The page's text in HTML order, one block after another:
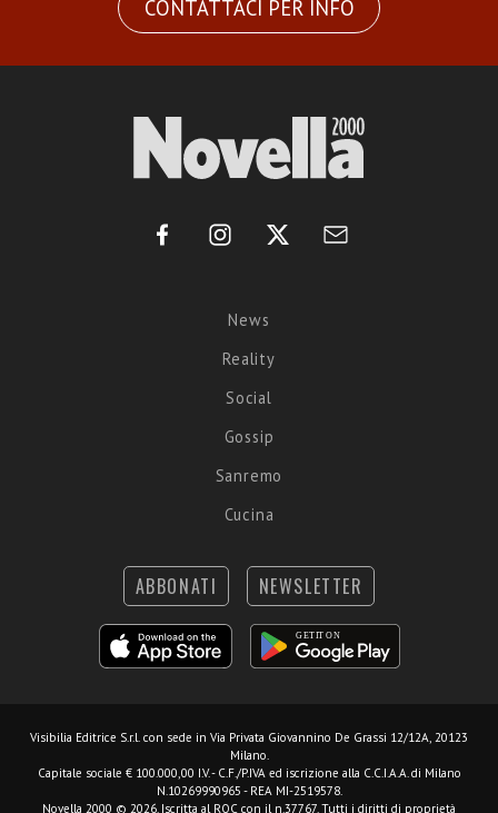
CONTATTACI PER INFO
News
Reality
Social
Gossip
Sanremo
Cucina
ABBONATI NEWSLETTER
Visibilia Editrice S.r.l. con sede in Via Privata Giovannino De Grassi 12/12A, 20123
Milano.
Capitale sociale € 100.000,00 I.V. - C.F./P.IVA ed iscrizione alla C.C.I.A.A. di Milano
N.10269990965 - REA MI-2519578.
Novella 2000 © 2026. Iscritta al ROC con il n.37767. Tutti i diritti di proprietà